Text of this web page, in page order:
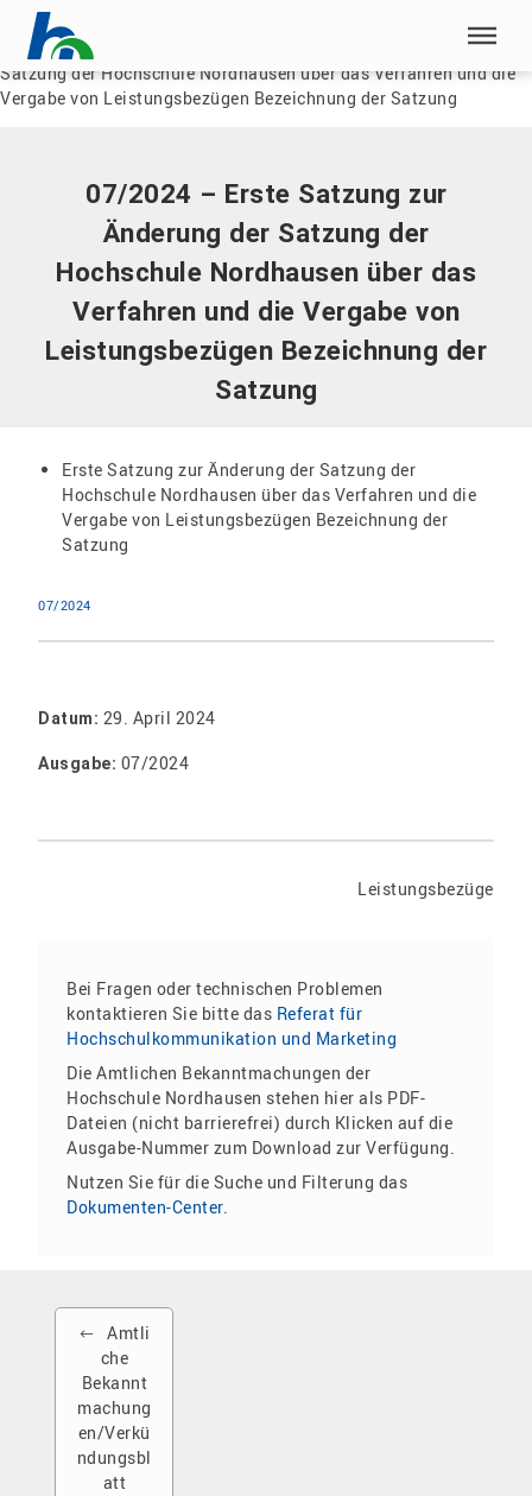
Menü überspringen
Menü überspringen
Home |Dokumente
07/2024 – Erste Satzung zur Änderung der
Satzung der Hochschule Nordhausen über das Verfahren und die
Vergabe von Leistungsbezügen Bezeichnung der Satzung
07/2024 – Erste Satzung zur
Änderung der Satzung der
Hochschule Nordhausen über das
Verfahren und die Vergabe von
Leistungsbezügen Bezeichnung der
Satzung
Erste Satzung zur Änderung der Satzung der
Hochschule Nordhausen über das Verfahren und die
Vergabe von Leistungsbezügen Bezeichnung der
Satzung
07/2024
Datum: 29. April 2024
Ausgabe: 07/2024
Leistungsbezüge
Bei Fragen oder technischen Problemen
kontaktieren Sie bitte das Referat für
Hochschulkommunikation und Marketing
Die Amtlichen Bekanntmachungen der
Hochschule Nordhausen stehen hier als PDF-
Dateien (nicht barrierefrei) durch Klicken auf die
Ausgabe-Nummer zum Download zur Verfügung.
Nutzen Sie für die Suche und Filterung das
Dokumenten-Center.
Amtli
che
Bekannt
machung
en/Verkü
ndungsbl
att